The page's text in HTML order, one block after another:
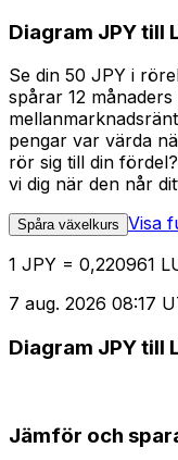
Diagram JPY till
Se din 50 JPY i
spårar 12
pengar var värda
rör sig till din
vi dig när den når
Spåra växelkurs Visa
1 JPY = 0,220961
7 aug. 2026 08:17
Diagram JPY till
Jämför och